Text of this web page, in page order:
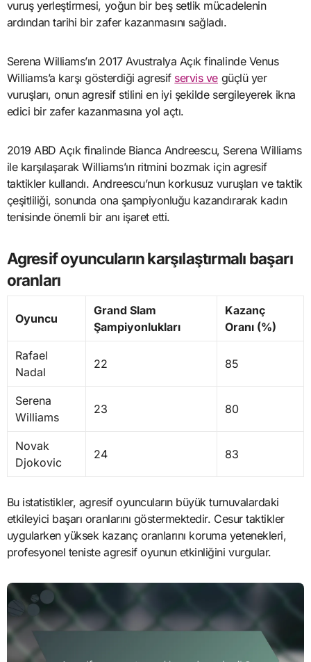
vuruş yerleştirmesi, yoğun bir beş setlik mücadelenin
ardından tarihi bir zafer kazanmasını sağladı.
Serena Williams’ın 2017 Avustralya Açık finalinde Venus
Williams’a karşı gösterdiği agresif servis ve güçlü yer
vuruşları, onun agresif stilini en iyi şekilde sergileyerek ikna
edici bir zafer kazanmasına yol açtı.
2019 ABD Açık finalinde Bianca Andreescu, Serena Williams
ile karşılaşarak Williams’ın ritmini bozmak için agresif
taktikler kullandı. Andreescu’nun korkusuz vuruşları ve taktik
çeşitliliği, sonunda ona şampiyonluğu kazandırarak kadın
tenisinde önemli bir anı işaret etti.
Agresif oyuncuların karşılaştırmalı başarı
oranları
Oyuncu
Grand Slam
Şampiyonlukları
Kazanç
Oranı (%)
Rafael
Nadal
22 85
Serena
Williams
23 80
Novak
Djokovic
24 83
Bu istatistikler, agresif oyuncuların büyük turnuvalardaki
etkileyici başarı oranlarını göstermektedir. Cesur taktikler
uygularken yüksek kazanç oranlarını koruma yetenekleri,
profesyonel teniste agresif oyunun etkinliğini vurgular.